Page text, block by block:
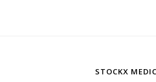
STOCKX